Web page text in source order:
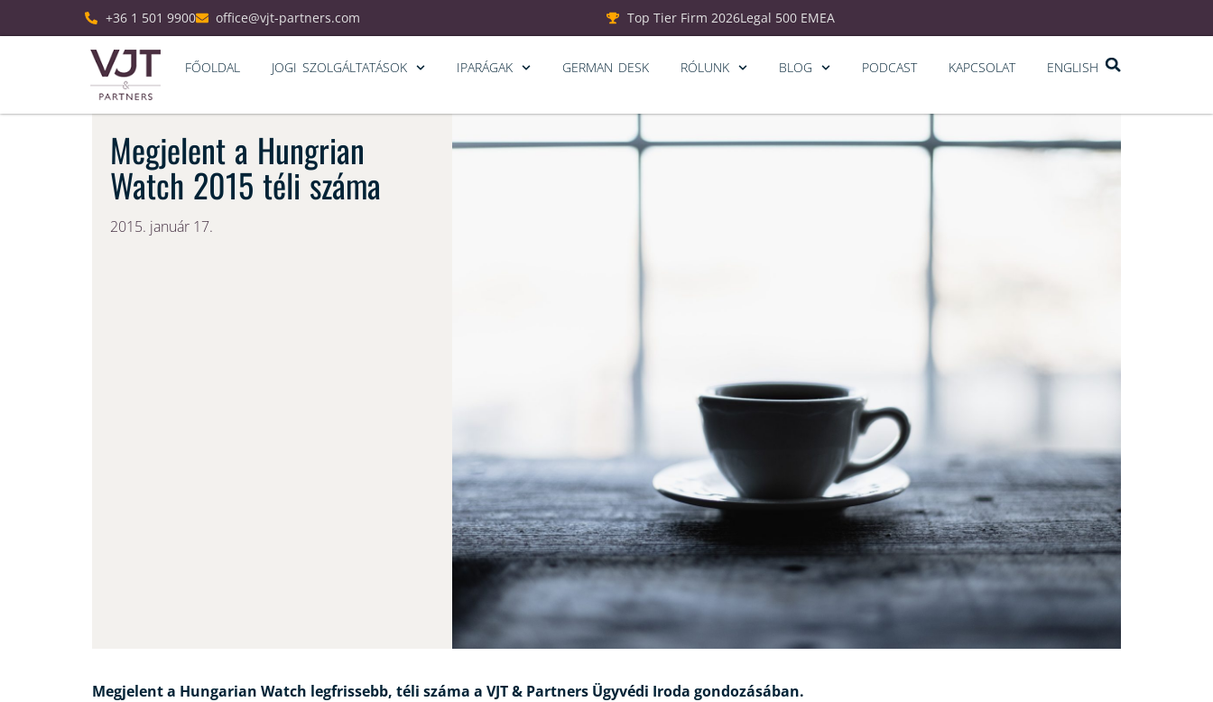
+36 1 501 9900 office@vjt-partners.com Top Tier Firm 2026Legal 500 EMEA
FŐOLDAL JOGI SZOLGÁLTATÁSOK IPARÁGAK GERMAN DESK RÓLUNK BLOG PODCAST KAPCSOLAT ENGLISH
Megjelent a Hungrian
Watch 2015 téli száma
2015. január 17.
Megjelent a Hungarian Watch legfrissebb, téli száma a VJT & Partners Ügyvédi Iroda gondozásában.